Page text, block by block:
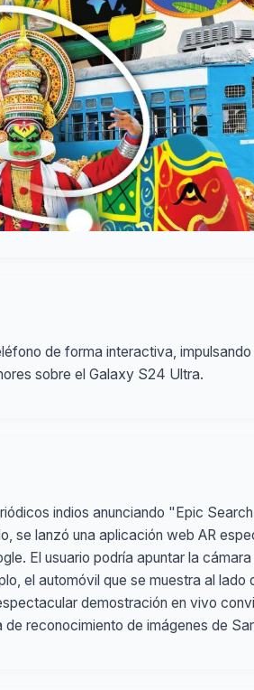
de forma interactiva,
sobre el Galaxy S24 Ultra.
indios anunciando "Epic
se lanzó una aplicación web AR
El usuario podría apuntar la
el automóvil que se muestra al
demostración en vivo
reconocimiento de imágenes de